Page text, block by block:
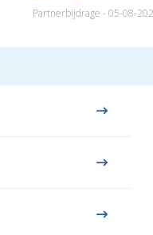
Partnerbijdrage - 05-08-